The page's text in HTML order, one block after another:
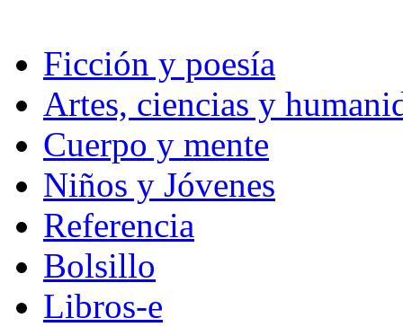
Ficción y poesía
Artes, ciencias y
Cuerpo y mente
Niños y Jóvenes
Referencia
Bolsillo
Libros-e